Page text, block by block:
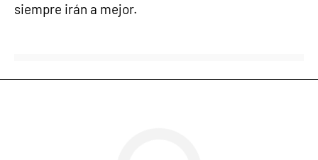
siempre irán a mejor.